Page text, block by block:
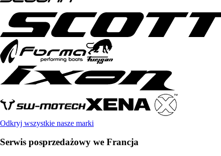
Odkryj wszystkie nasze marki
Serwis posprzedażowy we Francja